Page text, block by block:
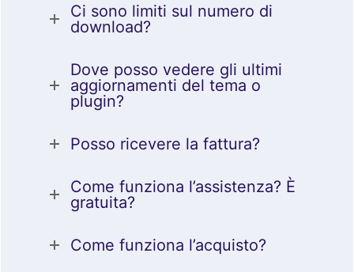
Ci sono limiti sul numero di
download?
Dove posso vedere gli ultimi
aggiornamenti del tema o
plugin?
Posso ricevere la fattura?
Come funziona l’assistenza? È
gratuita?
Come funziona l’acquisto?